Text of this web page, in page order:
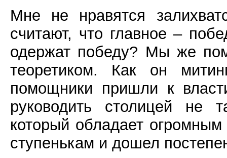
Мне не нравятся
считают, что главное –
одержат победу? Мы же
теоретиком. Как он
помощники пришли к
руководить столицей не
который обладает
ступенькам и дошел